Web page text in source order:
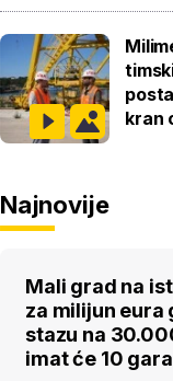
kran
Najnovije
Mali grad na
za milijun
stazu na
imat će 10